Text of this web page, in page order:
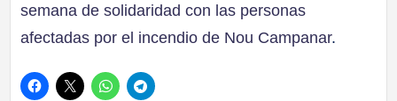
semana de solidaridad con las personas
afectadas por el incendio de Nou Campanar.